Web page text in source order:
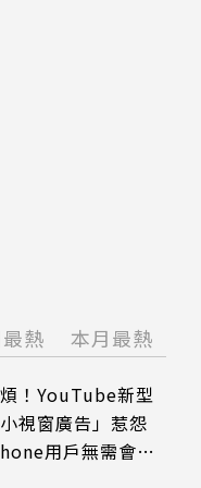
熱 本月最熱
！YouTube新型
小視窗廣告」惹怨
用戶無需會員